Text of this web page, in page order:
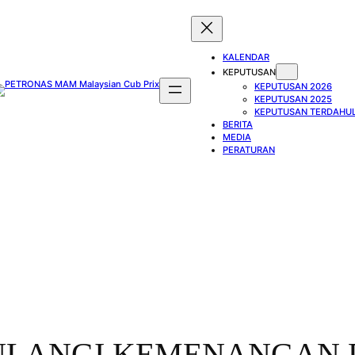
KALENDAR
KEPUTUSAN
KEPUTUSAN 2026
KEPUTUSAN 2025
KEPUTUSAN
BERITA
MEDIA
PERATURAN